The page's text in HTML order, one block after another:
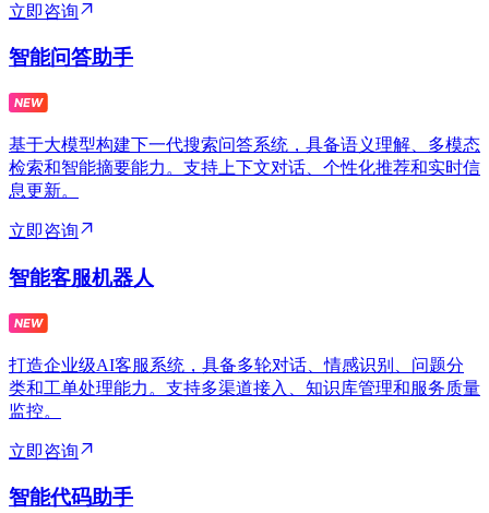
立即咨询
智能问答助手
基于大模型构建下一代搜索问答系统，具备语义理解、多模态
检索和智能摘要能力。支持上下文对话、个性化推荐和实时信
息更新。
立即咨询
智能客服机器人
打造企业级AI客服系统，具备多轮对话、情感识别、问题分
类和工单处理能力。支持多渠道接入、知识库管理和服务质量
监控。
立即咨询
智能代码助手